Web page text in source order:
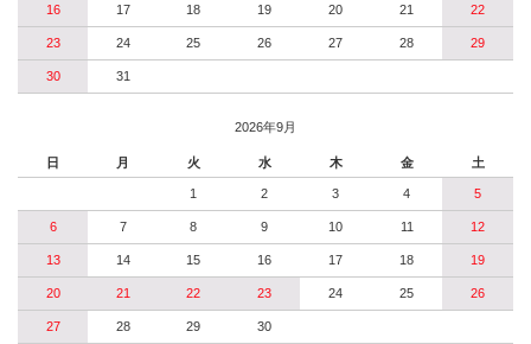
16 17 18 19 20 21 22
23 24 25 26 27 28 29
30 31
2026年9月
日 月 火 水 木 金 土
1 2 3 4 5
6 7 8 9 10 11 12
13 14 15 16 17 18 19
20 21 22 23 24 25 26
27 28 29 30